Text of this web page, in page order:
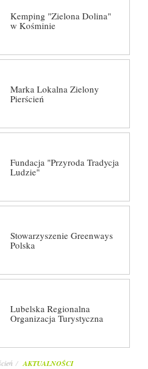
Kemping "Zielona Dolina"
w Kośminie
Marka Lokalna Zielony
Pierścień
Fundacja "Przyroda Tradycja
Ludzie"
Stowarzyszenie Greenways
Polska
Lubelska Regionalna
Organizacja Turystyczna
AKTUALNOŚCI